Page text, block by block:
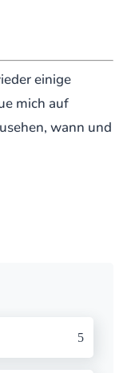
einige
mich auf
wann und